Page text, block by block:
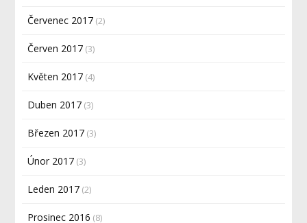
Červenec 2017 (2)
Červen 2017 (3)
Květen 2017 (4)
Duben 2017 (3)
Březen 2017 (3)
Únor 2017 (3)
Leden 2017 (2)
Prosinec 2016 (8)